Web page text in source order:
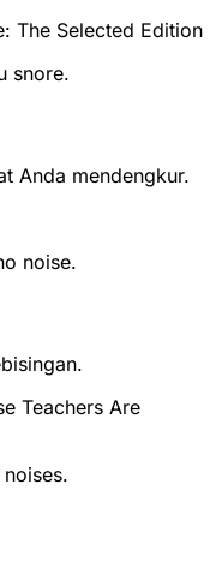
The Selected Edition
snore.
Anda mendengkur.
noise.
Teachers Are